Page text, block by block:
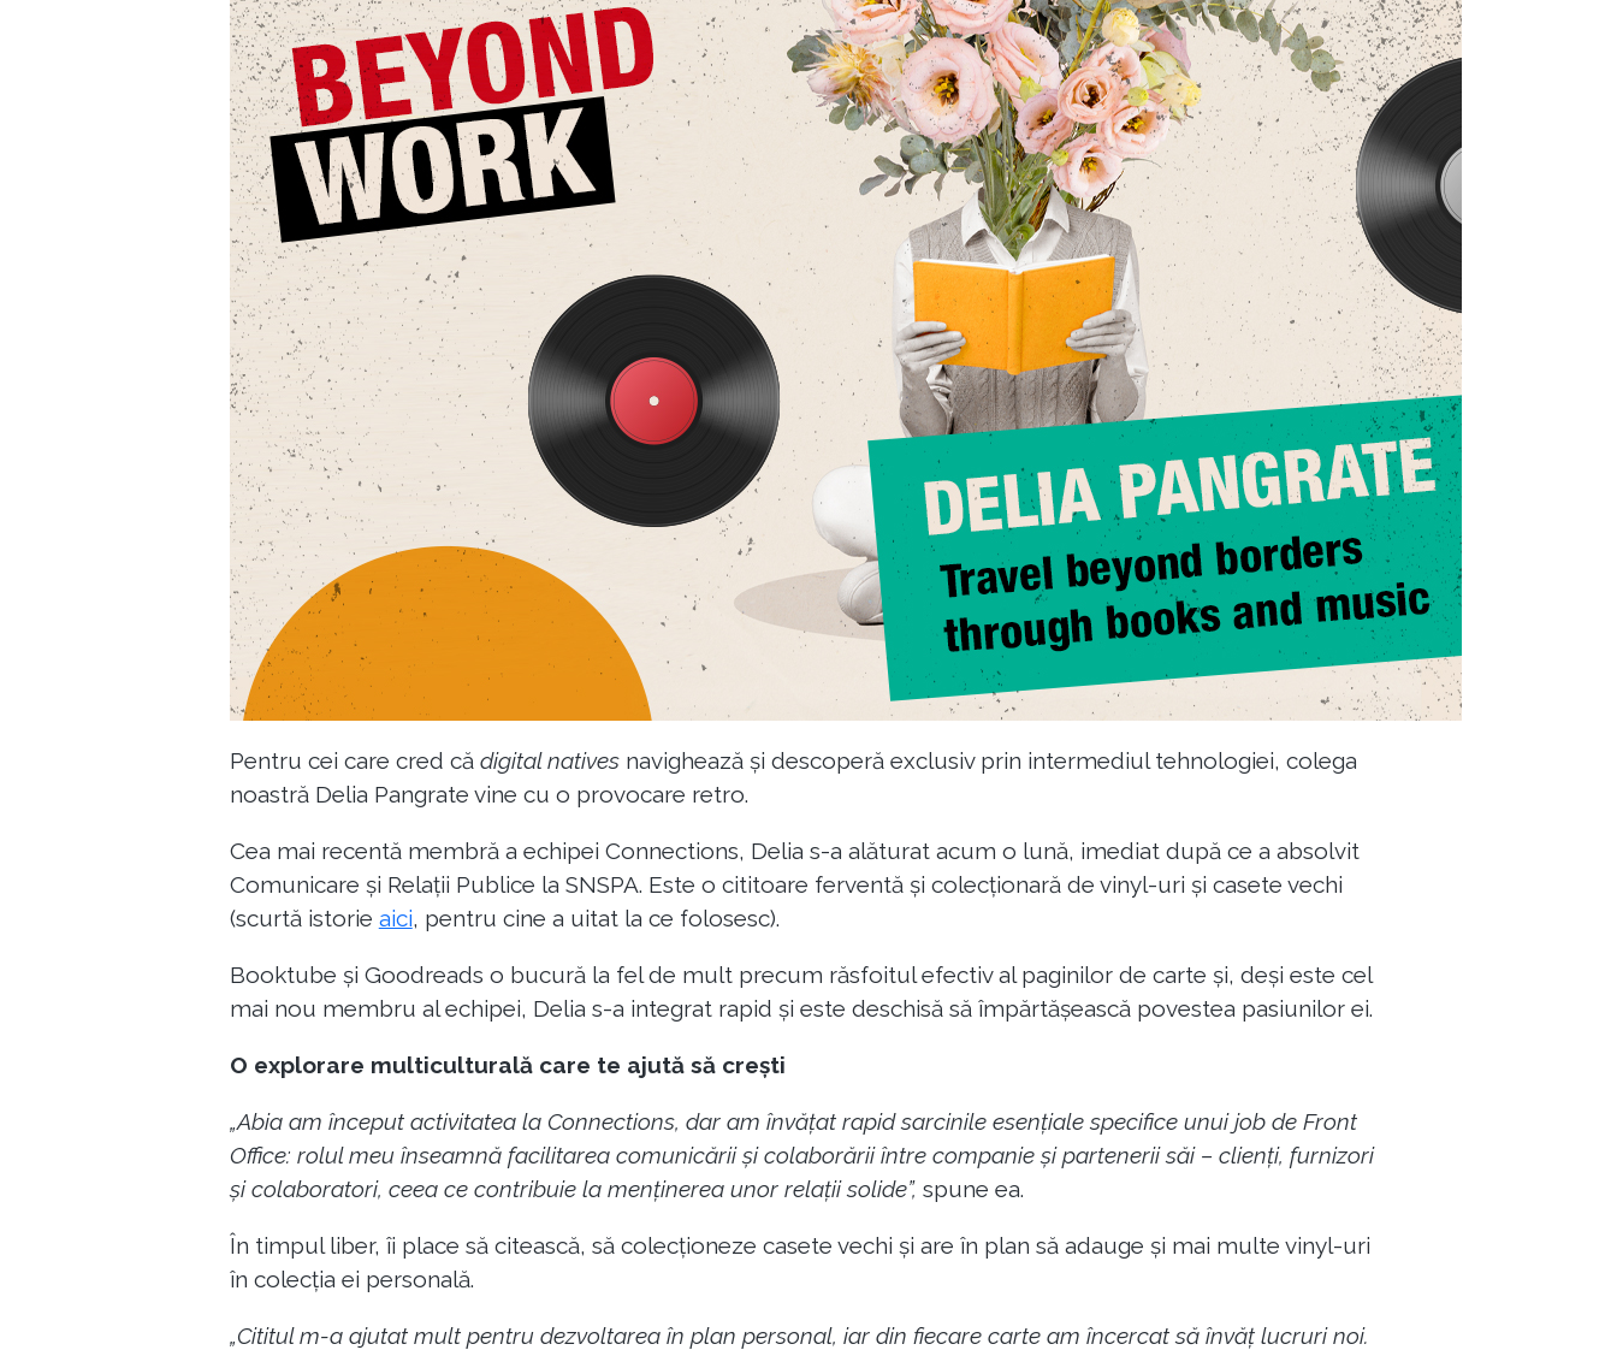
Pentru cei care cred că digital nativesnavighează și descoperă exclusiv prin intermediul tehnologiei, colega
noastră Delia Pangrate vine cu o provocare retro.
Cea mai recentă membră a echipei Connections, Delia s-a alăturat acum o lună, imediat după ce a absolvit
Comunicare și Relații Publice la SNSPA. Este o cititoare ferventă și colecționară de vinyl-uri și casete vechi
(scurtă istorie aici, pentru cine a uitat la ce folosesc).
Booktube și Goodreads o bucură la fel de mult precum răsfoitul efectiv al paginilor de carte și, deși este cel
mai nou membru al echipei, Delia s-a integrat rapid și este deschisă să împărtășească povestea pasiunilor ei.
O explorare multiculturală care te ajută să crești
„Abia am început activitatea la Connections, dar am învățat rapid sarcinile esențiale specifice unui job de Front
Office: rolul meu înseamnă facilitarea comunicării și colaborării între companie și partenerii săi – clienți, furnizori
și colaboratori, ceea ce contribuie la menținerea unor relații solide”, spune ea.
În timpul liber, îi place să citească, să colecționeze casete vechi și are în plan să adauge și mai multe vinyl-uri
în colecția ei personală.
„Cititul m-a ajutat mult pentru dezvoltarea în plan personal, iar din fiecare carte am încercat să învăț lucruri noi.